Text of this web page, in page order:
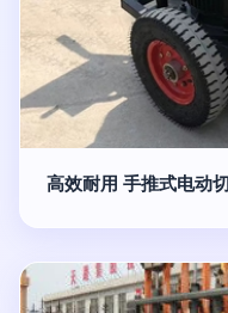
高效耐用 手推式电动